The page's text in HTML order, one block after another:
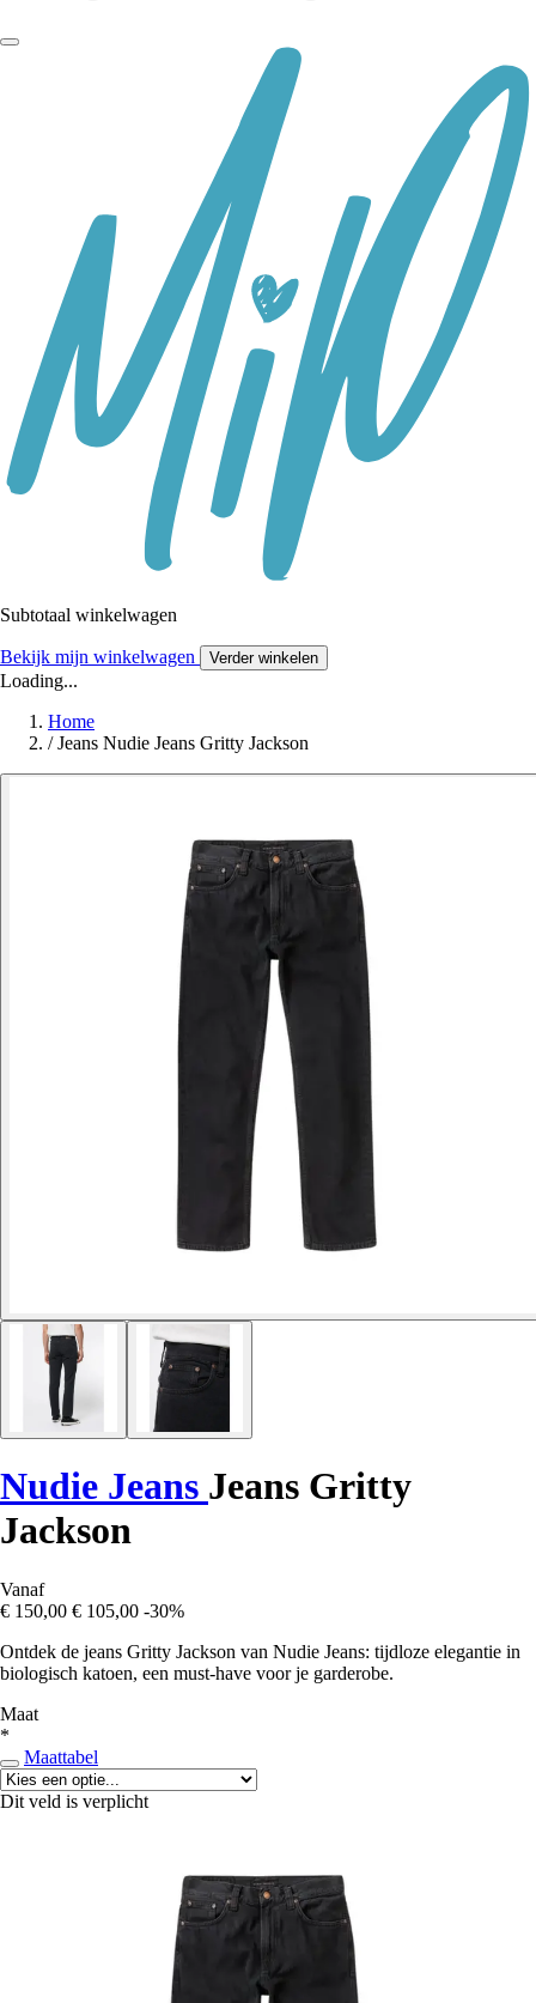
Subtotaal winkelwagen
Bekijk mijn winkelwagen Verder winkelen
Loading...
Home
/ Jeans Nudie Jeans Gritty Jackson
Nudie Jeans Jeans Gritty
Jackson
Vanaf
€ 150,00 € 105,00 -30%
Ontdek de jeans Gritty Jackson van Nudie Jeans: tijdloze elegantie in
biologisch katoen, een must-have voor je garderobe.
Maat
*
Maattabel
Dit veld is verplicht